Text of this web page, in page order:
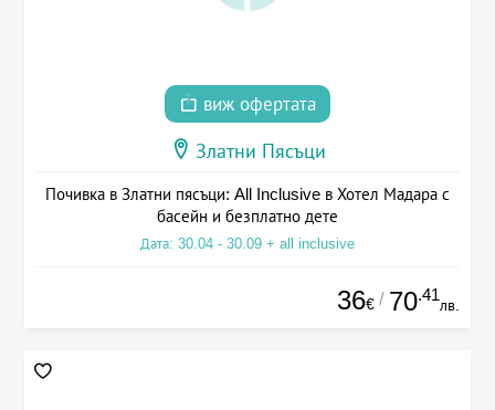
виж офертата
Златни Пясъци
Почивка в Златни пясъци: All Inclusive в Хотел Мадара с
басейн и безплатно дете
Дата: 30.04 - 30.09 + all inclusive
36€ / 70.41
лв.